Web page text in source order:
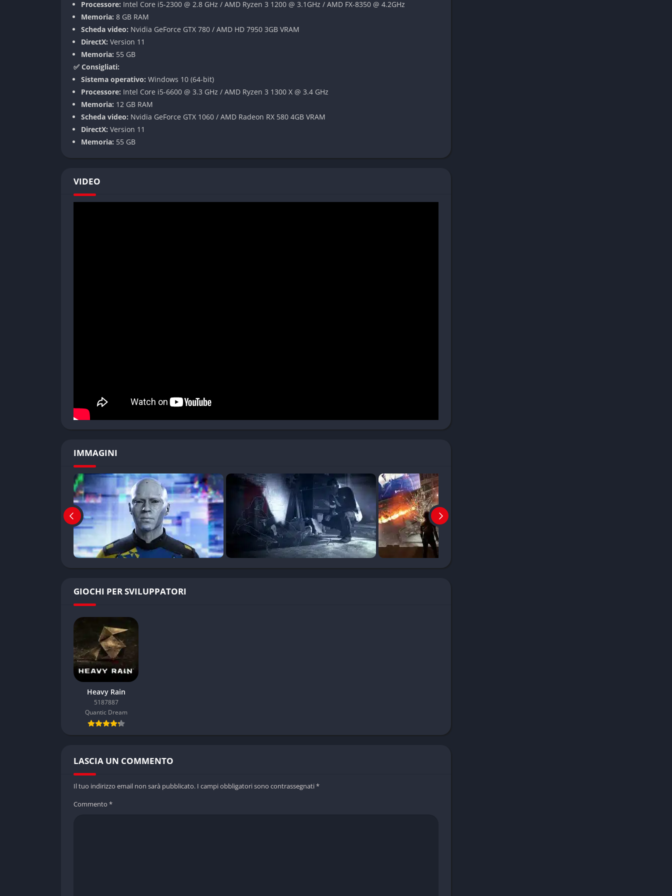
✔️ Pregi
Narrazione coinvolgente con scelte che hanno conseguenze reali e significative
Comparto grafico eccellente, soprattutto nella resa dei volti e delle espressioni
Elevata rigiocabilità grazie ai numerosi bivi narrativi
Tematiche profonde che affrontano questioni etiche e sociali rilevanti
Doppiaggio in italiano di ottima qualità
❌ Difetti
Porting PC tecnicamente imperfetto, con problemi di fluidità in alcune configurazioni
Requisiti hardware piuttosto esigenti
Processore: Intel Core i5-2300 @ 2.8 GHz / AMD Ryzen 3 1200 @ 3.1GHz / AMD FX-8350 @ 4.2GHz
Memoria: 8 GB RAM
Scheda video: Nvidia GeForce GTX 780 / AMD HD 7950 3GB VRAM
DirectX: Version 11
Memoria: 55 GB
✅ Consigliati:
Sistema operativo: Windows 10 (64-bit)
Processore: Intel Core i5-6600 @ 3.3 GHz / AMD Ryzen 3 1300 X @ 3.4 GHz
Memoria: 12 GB RAM
Scheda video: Nvidia GeForce GTX 1060 / AMD Radeon RX 580 4GB VRAM
DirectX: Version 11
Memoria: 55 GB
VIDEO
IMMAGINI
GIOCHI PER SVILUPPATORI
Heavy Rain
5187887
Quantic Dream
LASCIA UN COMMENTO
Il tuo indirizzo email non sarà pubblicato. I campi obbligatori sono contrassegnati*
Commento *